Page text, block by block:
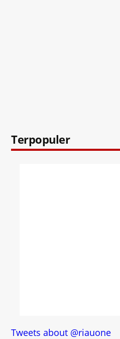
Terpopuler
Tweets about @riauone